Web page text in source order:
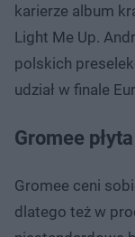
karierze album
Light Me Up.
polskich
udział w finale
Gromee
Gromee ceni
dlatego też w